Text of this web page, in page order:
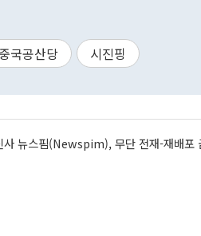
중국공산당 시진핑
사 뉴스핌(Newspim), 무단 전재-재배포